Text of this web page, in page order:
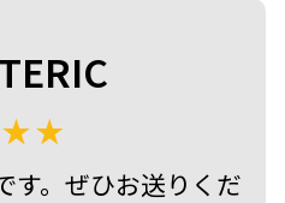
す。ぜひお送りくだ